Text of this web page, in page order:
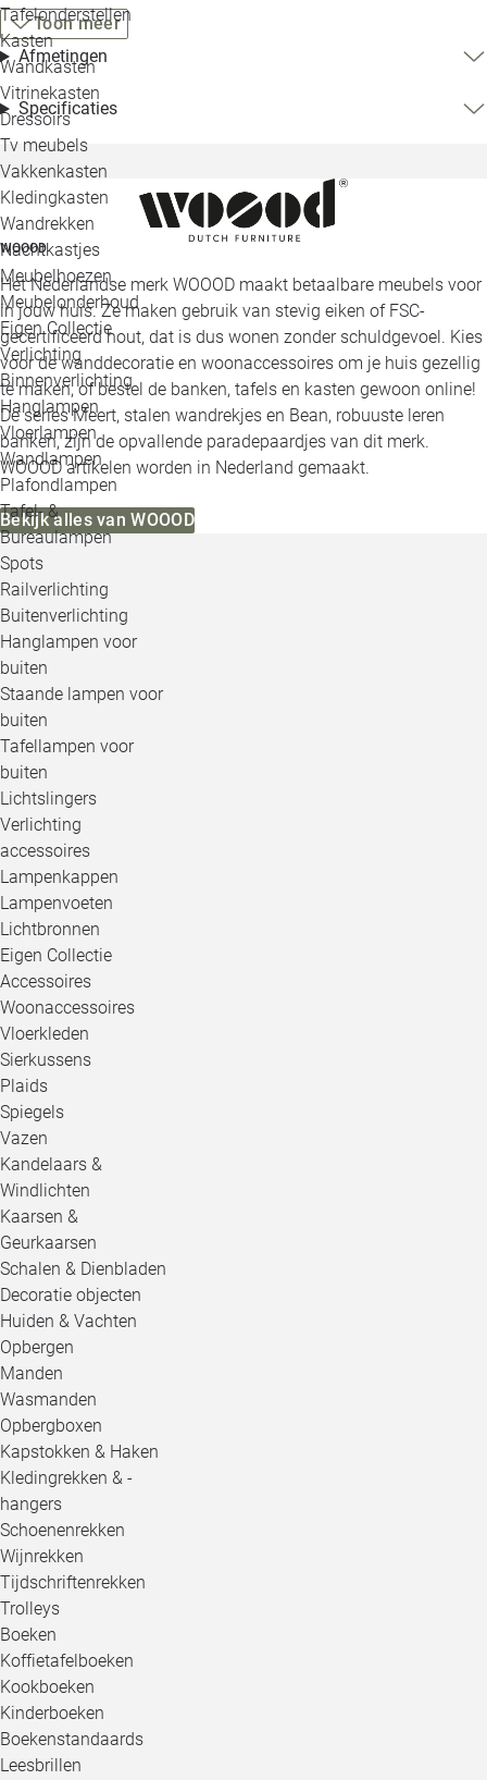
Tafelonderstellen
Kasten
Wandkasten
Vitrinekasten
Dressoirs
Tv meubels
Vakkenkasten
Kledingkasten
Wandrekken
Nachtkastjes
Meubelhoezen
Meubelonderhoud
Eigen Collectie
Verlichting
Binnenverlichting
Hanglampen
Vloerlampen
Wandlampen
Plafondlampen
Tafel- &
Bureaulampen
Spots
Railverlichting
Buitenverlichting
Hanglampen voor
buiten
Staande lampen voor
buiten
Tafellampen voor
buiten
Lichtslingers
Verlichting
accessoires
Lampenkappen
Lampenvoeten
Lichtbronnen
Eigen Collectie
Accessoires
Woonaccessoires
Vloerkleden
Sierkussens
Plaids
Spiegels
Vazen
Kandelaars &
Windlichten
Kaarsen &
Geurkaarsen
Schalen & Dienbladen
Decoratie objecten
Huiden & Vachten
Opbergen
Manden
Wasmanden
Opbergboxen
Kapstokken & Haken
Kledingrekken & -
hangers
Schoenenrekken
Wijnrekken
Tijdschriftenrekken
Trolleys
Boeken
Koffietafelboeken
Kookboeken
Kinderboeken
Boekenstandaards
Leesbrillen
Toon meer
Afmetingen
Specificaties
WOOOD
Het Nederlandse merk WOOOD maakt betaalbare meubels voor
in jouw huis. Ze maken gebruik van stevig eiken of FSC-
gecertificeerd hout, dat is dus wonen zonder schuldgevoel. Kies
voor de wanddecoratie en woonaccessoires om je huis gezellig
te maken, of bestel de banken, tafels en kasten gewoon online!
De series Meert, stalen wandrekjes en Bean, robuuste leren
banken, zijn de opvallende paradepaardjes van dit merk.
WOOOD artikelen worden in Nederland gemaakt.
Bekijk alles van WOOOD